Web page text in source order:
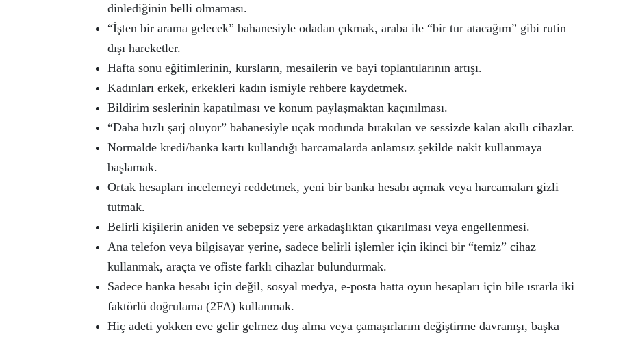
dinlediğinin belli olmaması.
“İşten bir arama gelecek” bahanesiyle odadan çıkmak, araba ile “bir tur atacağım” gibi rutin
dışı hareketler.
Hafta sonu eğitimlerinin, kursların, mesailerin ve bayi toplantılarının artışı.
Kadınları erkek, erkekleri kadın ismiyle rehbere kaydetmek.
Bildirim seslerinin kapatılması ve konum paylaşmaktan kaçınılması.
“Daha hızlı şarj oluyor” bahanesiyle uçak modunda bırakılan ve sessizde kalan akıllı cihazlar.
Normalde kredi/banka kartı kullandığı harcamalarda anlamsız şekilde nakit kullanmaya
başlamak.
Ortak hesapları incelemeyi reddetmek, yeni bir banka hesabı açmak veya harcamaları gizli
tutmak.
Belirli kişilerin aniden ve sebepsiz yere arkadaşlıktan çıkarılması veya engellenmesi.
Ana telefon veya bilgisayar yerine, sadece belirli işlemler için ikinci bir “temiz” cihaz
kullanmak, araçta ve ofiste farklı cihazlar bulundurmak.
Sadece banka hesabı için değil, sosyal medya, e-posta hatta oyun hesapları için bile ısrarla iki
faktörlü doğrulama (2FA) kullanmak.
Hiç adeti yokken eve gelir gelmez duş alma veya çamaşırlarını değiştirme davranışı, başka